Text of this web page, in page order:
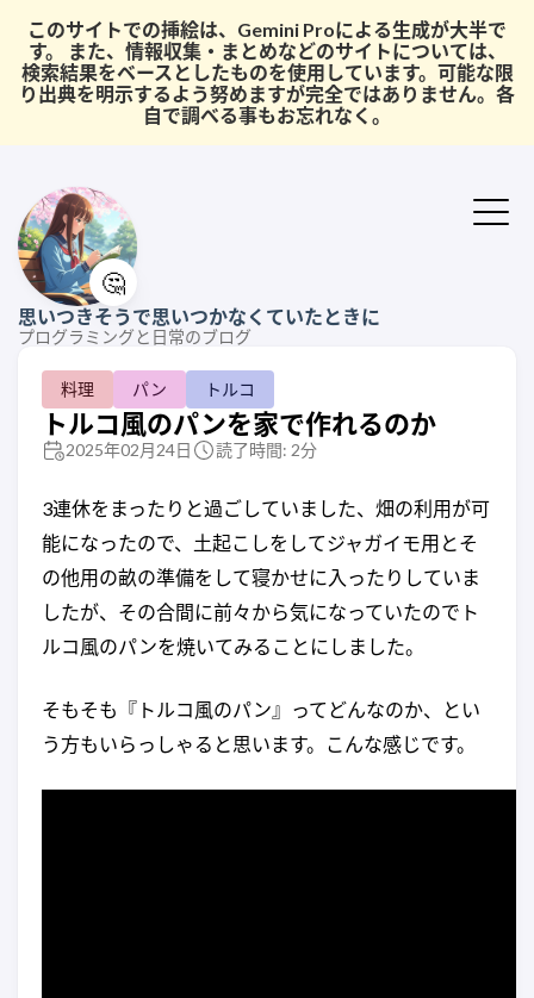
このサイトでの挿絵は、Gemini Proによる生成が大半で
す。 また、情報収集・まとめなどのサイトについては、
検索結果をベースとしたものを使用しています。可能な限
り出典を明示するよう努めますが完全ではありません。各
自で調べる事もお忘れなく。
🤔
思いつきそうで思いつかなくていたときに
プログラミングと日常のブログ
料理 パン トルコ
トルコ風のパンを家で作れるのか
2025年02月24日 読了時間: 2分
3連休をまったりと過ごしていました、畑の利用が可
能になったので、土起こしをしてジャガイモ用とそ
の他用の畝の準備をして寝かせに入ったりしていま
したが、その合間に前々から気になっていたのでト
ルコ風のパンを焼いてみることにしました。
そもそも『トルコ風のパン』ってどんなのか、とい
う方もいらっしゃると思います。こんな感じです。